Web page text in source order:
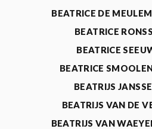
BEATRICE DE
BEATRICE
BEATRICE
BEATRICE
BEATRIJS
BEATRIJS VAN DE
BEATRIJS VAN